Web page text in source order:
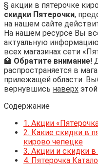
§ акции в пятерочке
скидки Пятерочки,
на нашем сайте
На нашем ресурсе Вы
актуальную
всех магазинах сети
🏫 Обратите внимание!
распространяется в
прилежащей области.
вернувшись наверх
Содержание
1. Акции
2. Какие скидки в
кирово чепецке
3. Акции и скидки в
4. Пятерочка